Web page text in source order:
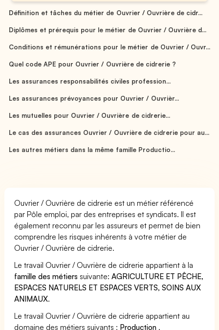
Définition et tâches du métier de Ouvrier / Ouvrière de cidr...
Diplômes et prérequis pour le métier de Ouvrier / Ouvrière d...
Conditions et rémunérations pour le métier de Ouvrier / Ouvr...
Quel code APE pour Ouvrier / Ouvrière de cidrerie ?
Les assurances responsabilités civiles profession...
Les assurances prévoyances pour Ouvrier / Ouvrièr...
Les mutuelles pour Ouvrier / Ouvrière de cidrerie...
Le cas des assurances Ouvrier / Ouvrière de cidrerie pour au...
Les autres métiers dans la même famille Productio...
Ouvrier / Ouvrière de cidrerie est un métier référencé
par Pôle emploi, par des entreprises et syndicats. Il est
également reconnu par les assureurs et permet de bien
comprendre les risques inhérents à votre métier de
Ouvrier / Ouvrière de cidrerie.
Le travail Ouvrier / Ouvrière de cidrerie appartient à la
famille des métiers suivante:AGRICULTURE ET PÊCHE,
ESPACES NATURELS ET ESPACES VERTS, SOINS AUX
ANIMAUX.
Le travail Ouvrier / Ouvrière de cidrerie appartient au
domaine des métiers suivants : Production .